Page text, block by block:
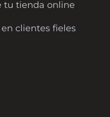
tu tienda online
clientes fieles